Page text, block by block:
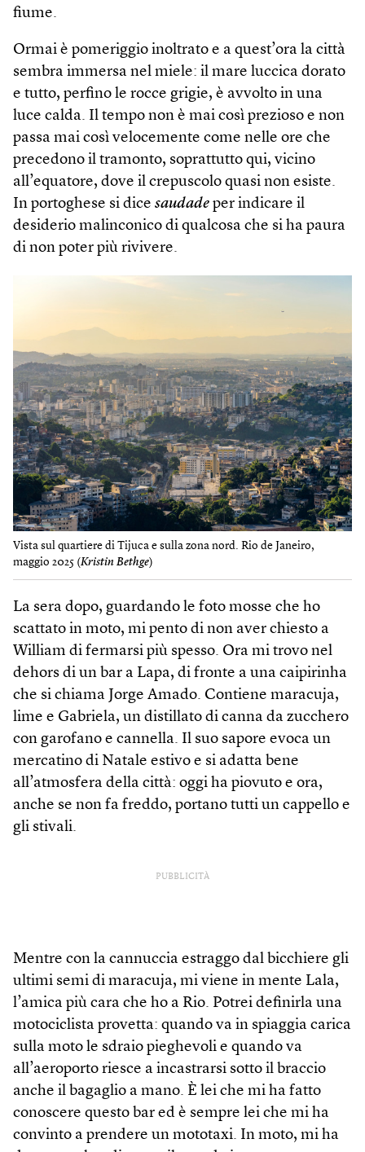
fiume.
Ormai è pomeriggio inoltrato e a quest’ora la città
sembra immersa nel miele: il mare luccica dorato
e tutto, perfino le rocce grigie, è avvolto in una
luce calda. Il tempo non è mai così prezioso e non
passa mai così velocemente come nelle ore che
precedono il tramonto, soprattutto qui, vicino
all’equatore, dove il crepuscolo quasi non esiste.
In portoghese si dice saudade per indicare il
desiderio malinconico di qualcosa che si ha paura
di non poter più rivivere.
Vista sul quartiere di Tijuca e sulla zona nord. Rio de Janeiro,
maggio 2025 (Kristin Bethge)
La sera dopo, guardando le foto mosse che ho
scattato in moto, mi pento di non aver chiesto a
William di fermarsi più spesso. Ora mi trovo nel
dehors di un bar a Lapa, di fronte a una caipirinha
che si chiama Jorge Amado. Contiene maracuja,
lime e Gabriela, un distillato di canna da zucchero
con garofano e cannella. Il suo sapore evoca un
mercatino di Natale estivo e si adatta bene
all’atmosfera della città: oggi ha piovuto e ora,
anche se non fa freddo, portano tutti un cappello e
gli stivali.
PUBBLICITÀ
Mentre con la cannuccia estraggo dal bicchiere gli
ultimi semi di maracuja, mi viene in mente Lala,
l’amica più cara che ho a Rio. Potrei definirla una
motociclista provetta: quando va in spiaggia carica
sulla moto le sdraio pieghevoli e quando va
all’aeroporto riesce a incastrarsi sotto il braccio
anche il bagaglio a mano. È lei che mi ha fatto
conoscere questo bar ed è sempre lei che mi ha
convinto a prendere un mototaxi. In moto, mi ha